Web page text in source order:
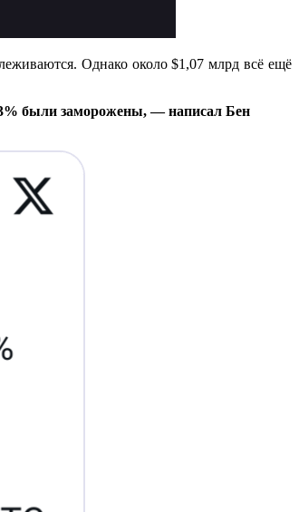
Однако около $1,07 млрд всё ещё
были заморожены, — написал Бен